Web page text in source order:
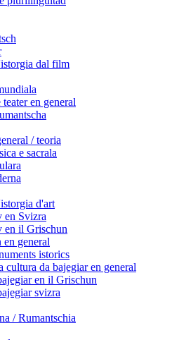
dal film
en general
/ teoria
e sacrala
d'art
en Svizra
en il Grischun
en general
istorics
cultura da bajegiar en general
en il Grischun
svizra
/ Rumantschia